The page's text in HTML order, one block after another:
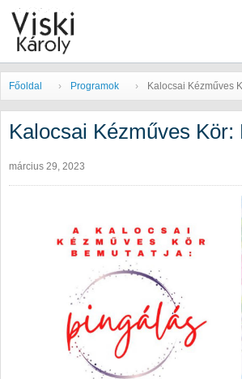
Főoldal Programok Kalocsai Kézműves
Kalocsai Kézműves Kör:
március 29, 2023